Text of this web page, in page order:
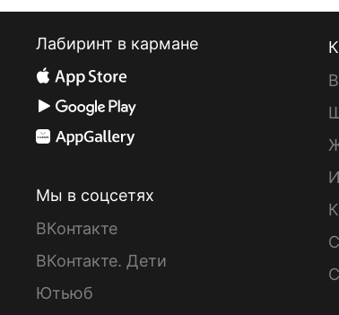
Лабиринт в кармане
Мы в соцсетях
ВКонтакте
ВКонтакте. Дети
Ютьюб